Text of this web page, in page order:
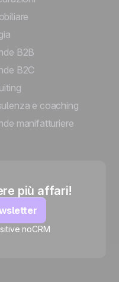
B2B
B2C
e coaching
manifatturiere
più affari!
noCRM